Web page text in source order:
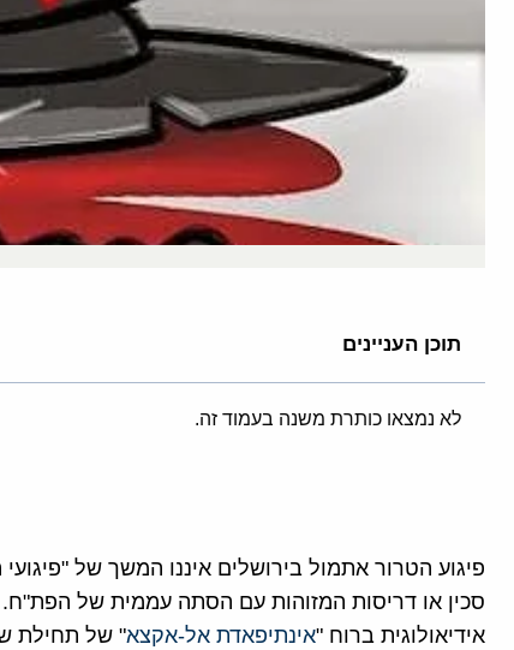
תוכן העניינים
לא נמצאו כותרת משנה בעמוד זה.
פיגוע הטרור אתמול בירושלים איננו המשך של
סכין או דריסות המזוהות עם הסתה עממית של
אידיאולוגית ברוח "אינתיפאדת אל-אקצא" של תחילת